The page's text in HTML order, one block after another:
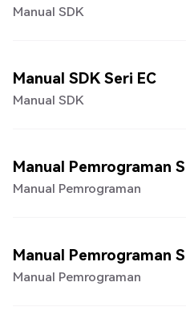
Manual SDK
Manual SDK Seri EC
Manual SDK
Manual Pemrograman
Manual Pemrograman
Manual Pemrograman
Manual Pemrograman